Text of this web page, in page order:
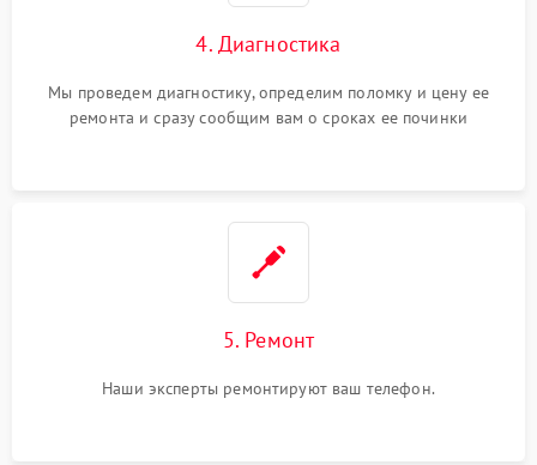
4. Диагностика
Мы проведем диагностику, определим поломку и цену ее
ремонта и сразу сообщим вам о сроках ее починки
5. Ремонт
Наши эксперты ремонтируют ваш телефон.